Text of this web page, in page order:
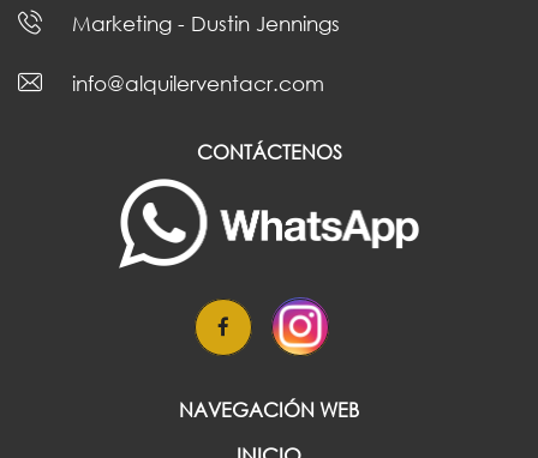
Marketing - Dustin Jennings
info@alquilerventacr.com
CONTÁCTENOS
NAVEGACIÓN WEB